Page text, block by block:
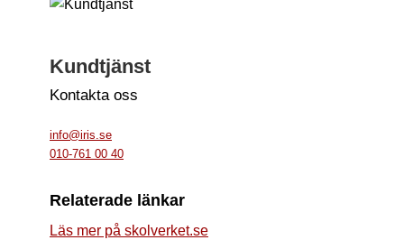
Kundtjänst
Kontakta oss
info@iris.se
010-761 00 40
Relaterade länkar
Läs mer på skolverket.se